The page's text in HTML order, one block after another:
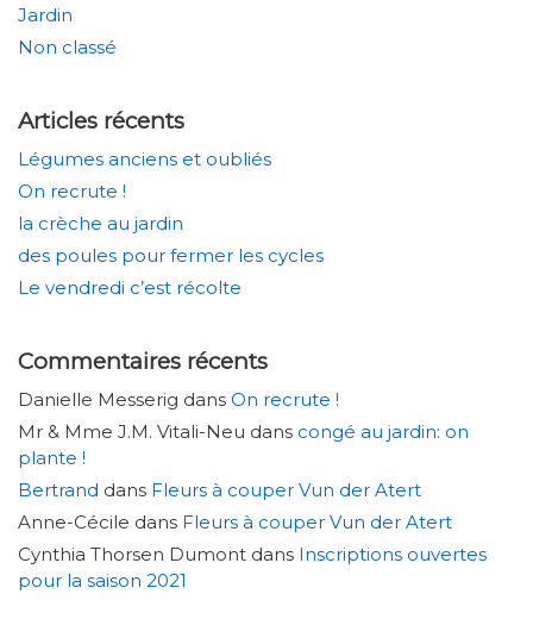
Jardin
Non classé
Articles récents
Légumes anciens et oubliés
On recrute !
la crèche au jardin
des poules pour fermer les cycles
Le vendredi c’est récolte
Commentaires récents
Danielle Messerig dans On recrute !
Mr & Mme J.M. Vitali-Neu dans congé au jardin: on
plante !
Bertrand dans Fleurs à couper Vun der Atert
Anne-Cécile dans Fleurs à couper Vun der Atert
Cynthia Thorsen Dumont dans Inscriptions ouvertes
pour la saison 2021